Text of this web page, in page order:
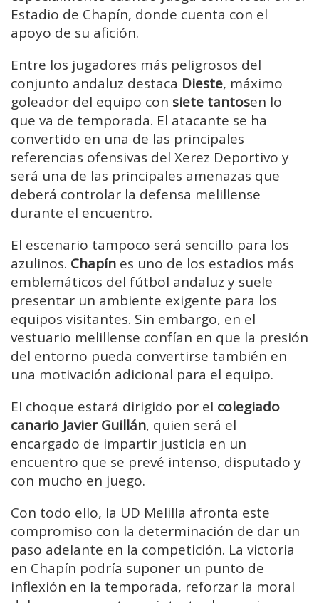
Estadio de Chapín, donde cuenta con el
apoyo de su afición.
Entre los jugadores más peligrosos del
conjunto andaluz destaca Dieste, máximo
goleador del equipo con siete tantosen lo
que va de temporada. El atacante se ha
convertido en una de las principales
referencias ofensivas del Xerez Deportivo y
será una de las principales amenazas que
deberá controlar la defensa melillense
durante el encuentro.
El escenario tampoco será sencillo para los
azulinos. Chapín es uno de los estadios más
emblemáticos del fútbol andaluz y suele
presentar un ambiente exigente para los
equipos visitantes. Sin embargo, en el
vestuario melillense confían en que la presión
del entorno pueda convertirse también en
una motivación adicional para el equipo.
El choque estará dirigido por el colegiado
canario Javier Guillán, quien será el
encargado de impartir justicia en un
encuentro que se prevé intenso, disputado y
con mucho en juego.
Con todo ello, la UD Melilla afronta este
compromiso con la determinación de dar un
paso adelante en la competición. La victoria
en Chapín podría suponer un punto de
inflexión en la temporada, reforzar la moral